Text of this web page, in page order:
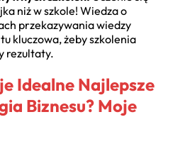
niż w szkole! Wiedza o
przekazywania wiedzy
kluczowa, żeby szkolenia
rezultaty.
Idealne Najlepsze
Biznesu? Moje